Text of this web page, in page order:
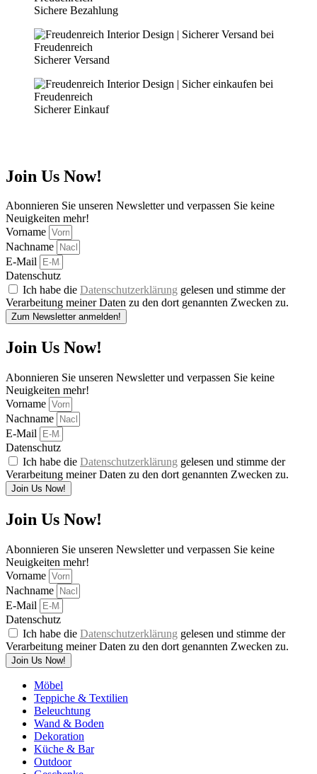
Sichere Bezahlung
Sicherer Versand
Sicherer Einkauf
Join Us Now!
Abonnieren Sie unseren Newsletter und verpassen Sie keine
Neuigkeiten mehr!
Vorname
Nachname
E-Mail
Datenschutz
Ich habe die Datenschutzerklärung gelesen und stimme der
Verarbeitung meiner Daten zu den dort genannten Zwecken zu.
Zum Newsletter anmelden!
Join Us Now!
Abonnieren Sie unseren Newsletter und verpassen Sie keine
Neuigkeiten mehr!
Vorname
Nachname
E-Mail
Datenschutz
Ich habe die Datenschutzerklärung gelesen und stimme der
Verarbeitung meiner Daten zu den dort genannten Zwecken zu.
Join Us Now!
Join Us Now!
Abonnieren Sie unseren Newsletter und verpassen Sie keine
Neuigkeiten mehr!
Vorname
Nachname
E-Mail
Datenschutz
Ich habe die Datenschutzerklärung gelesen und stimme der
Verarbeitung meiner Daten zu den dort genannten Zwecken zu.
Join Us Now!
Möbel
Teppiche & Textilien
Beleuchtung
Wand & Boden
Dekoration
Küche & Bar
Outdoor